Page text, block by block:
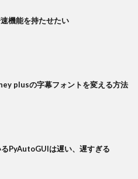
機能を持たせたい
plusの字幕フォントを変える方法
PyAutoGUIは遅い、遅すぎる